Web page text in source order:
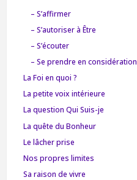
– S’affirmer
– S’autoriser à Être
– S’écouter
– Se prendre en considération
La Foi en quoi ?
La petite voix intérieure
La question Qui Suis-je
La quête du Bonheur
Le lâcher prise
Nos propres limites
Sa raison de vivre